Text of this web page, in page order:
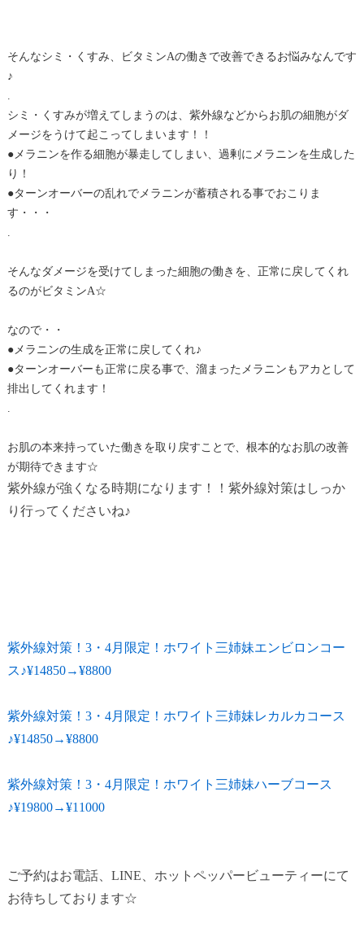
そんなシミ・くすみ、ビタミンAの働きで改善できるお悩みなんです
♪
.
シミ・くすみが増えてしまうのは、紫外線などからお肌の細胞がダ
メージをうけて起こってしまいます！！
●メラニンを作る細胞が暴走してしまい、過剰にメラニンを生成した
り！
●ターンオーバーの乱れでメラニンが蓄積される事でおこりま
す・・・
.
そんなダメージを受けてしまった細胞の働きを、正常に戻してくれ
るのがビタミンA☆
なので・・
●メラニンの生成を正常に戻してくれ♪
●ターンオーバーも正常に戻る事で、溜まったメラニンもアカとして
排出してくれます！
.
お肌の本来持っていた働きを取り戻すことで、根本的なお肌の改善
が期待できます☆
紫外線が強くなる時期になります！！紫外線対策はしっか
り行ってくださいね♪
紫外線対策！3・4月限定！ホワイト三姉妹エンビロンコー
ス♪¥14850→¥8800
紫外線対策！3・4月限定！ホワイト三姉妹レカルカコース
♪¥14850→¥8800
紫外線対策！3・4月限定！ホワイト三姉妹ハーブコース
♪¥19800→¥11000
ご予約はお電話、LINE、ホットペッパービューティーにて
お待ちしております☆